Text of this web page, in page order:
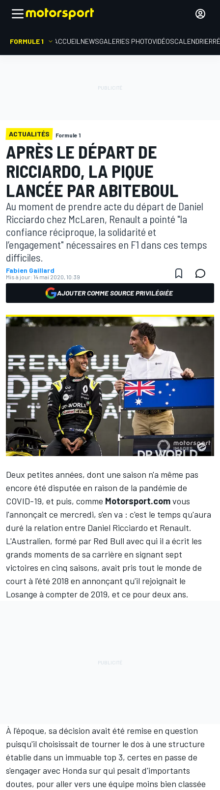
FORMULE 1 ACCUEIL NEWSGALERIES PHOTOVIDÉOSCALENDRIER
ACTUALITÉS Formule 1
APRÈS LE DÉPART DE
RICCIARDO, LA PIQUE
LANCÉE PAR ABITEBOUL
Au moment de prendre acte du départ de Daniel
Ricciardo chez McLaren, Renault a pointé "la
confiance réciproque, la solidarité et
l’engagement" nécessaires en F1 dans ces temps
difficiles.
Fabien Gaillard
Mis à jour: 14 mai 2020, 10:39
AJOUTER COMME SOURCE PRIVILÉGIÉE
Deux petites années, dont une saison n'a même pas
encore été disputée en raison de la pandémie de
COVID-19, et puis, comme Motorsport.comvous
l'annonçait ce mercredi, s'en va : c'est le temps qu'aura
duré la relation entre Daniel Ricciardo et Renault.
L'Australien, formé par Red Bull avec qui il a écrit les
grands moments de sa carrière en signant sept
victoires en cinq saisons, avait pris tout le monde de
court à l'été 2018 en annonçant qu'il rejoignait le
Losange à compter de 2019, et ce pour deux ans.
À l'époque, sa décision avait été remise en question
puisqu'il choisissait de tourner le dos à une structure
établie dans un immuable top 3, certes en passe de
s'engager avec Honda sur qui pesait d'importants
doutes, pour aller vers une équipe moins bien classée